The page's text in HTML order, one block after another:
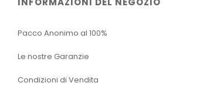
Pacco Anonimo al 100%
Le nostre Garanzie
Condizioni di Vendita